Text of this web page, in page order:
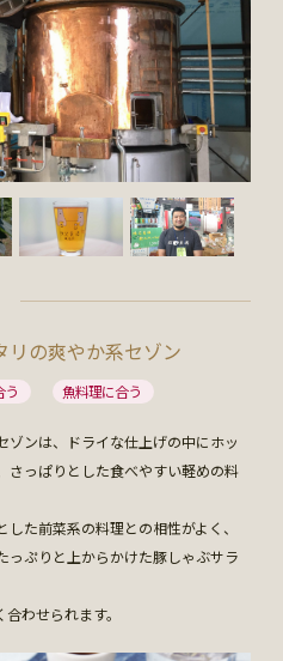
リの爽やか系セゾン
う 魚料理に合う
ゾンは、ドライな仕上げの中にホッ
さっぱりとした食べやすい軽めの料
た前菜系の料理との相性がよく、
っぷりと上からかけた豚しゃぶサラ
わせられます。